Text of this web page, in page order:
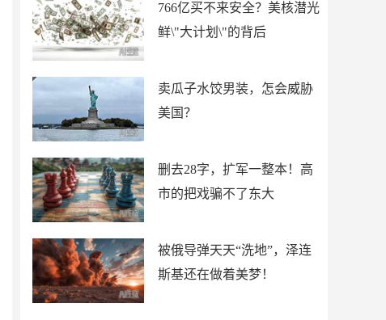
766亿买不来安全？美核潜光
鲜\"大计划\"的背后
卖瓜子水饺男装，怎会威胁
美国？
删去28字，扩军一整本！高
市的把戏骗不了东大
被俄导弹天天“洗地”，泽连
斯基还在做着美梦！